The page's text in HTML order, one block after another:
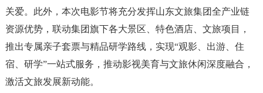
关爱。此外，本次电影节将充分发挥山东文旅集团全产业链
资源优势，联动集团旗下各大景区、特色酒店、文旅项目，
推出专属亲子套票与精品研学路线，实现“观影、出游、住
宿、研学”一站式服务，推动影视美育与文旅休闲深度融合，
激活文旅发展新动能。